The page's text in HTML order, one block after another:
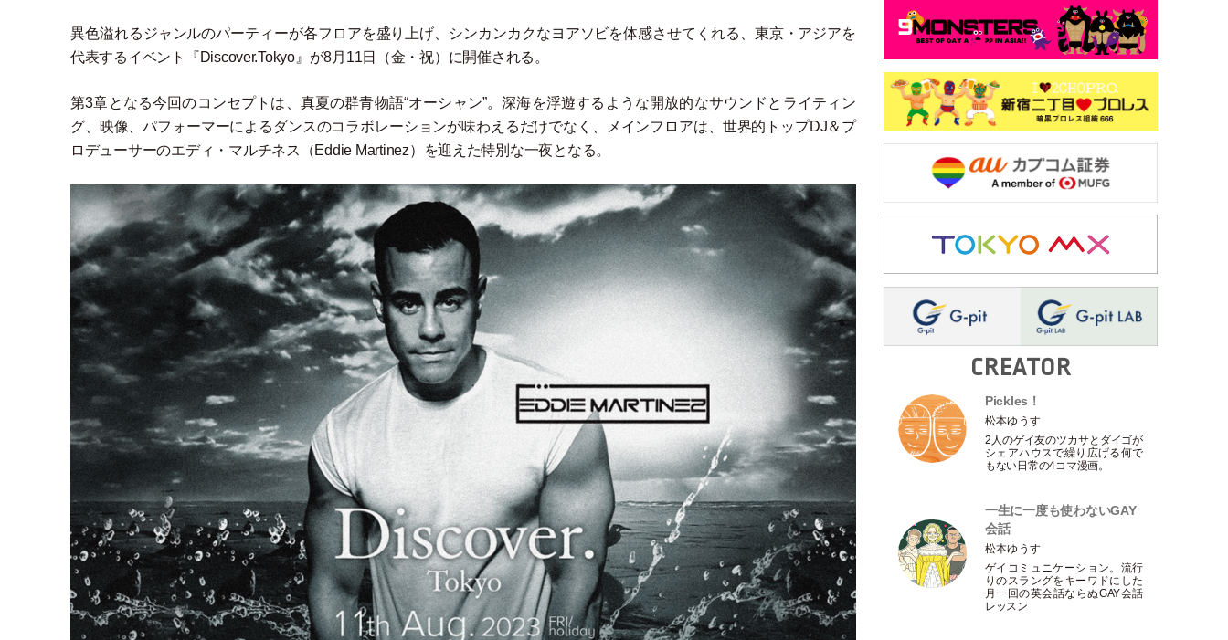
異色溢れるジャンルのパーティーが各フロアを盛り上げ、シンカンカクなヨアソビを体感させてくれる、東京・ アジアを
代表するイベント『Discover.Tokyo』が8月11日
（金 ・祝） に開催される。
第3章となる今回のコンセプトは、真夏の群青物語“オーシャン”。深海を浮遊するような開放的なサウンドとライティン
グ、映像、パフォーマーによるダンスのコラボレーションが味わえるだけでなく、メインフロアは、世界的トップDJ＆プ
ロデューサーのエディ ・ マルチネス （Eddie Martinez） を迎えた特別な一夜となる。
CREATOR
Pickles！
松本ゆうす
2人のゲイ友のツカサとダイゴが
シェアハウスで繰り広げる何で
もない日常の4コマ漫画。
一生に一度も使わないGAY
会話
松本ゆうす
ゲイコミュニケーション。流行
りのスラングをキーワドにした
月一回の英会話ならぬGAY会話
レッスン